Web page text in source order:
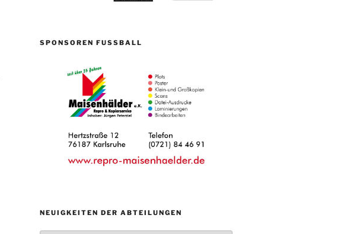
SPONSOREN FUSSBALL
NEUIGKEITEN DER ABTEILUNGEN